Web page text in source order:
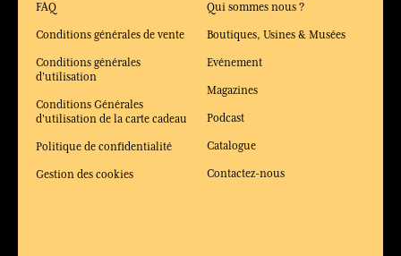
FAQ
Conditions générales de vente
Conditions générales
d'utilisation
Conditions Générales
d'utilisation de la carte cadeau
Politique de confidentialité
Gestion des cookies
Qui sommes nous ?
Boutiques, Usines & Musées
Evénement
Magazines
Podcast
Catalogue
Contactez-nous